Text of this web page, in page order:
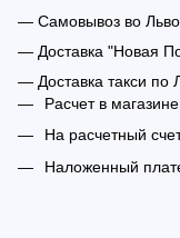
— Самовывоз во
— Доставка "Новая
— Доставка такси по
Расчет в магазине
На расчетный
Наложенный